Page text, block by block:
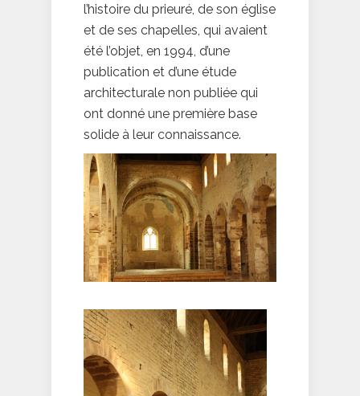
l’histoire du prieuré, de son église
et de ses chapelles, qui avaient
été l’objet, en 1994, d’une
publication et d’une étude
architecturale non publiée qui
ont donné une première base
solide à leur connaissance.